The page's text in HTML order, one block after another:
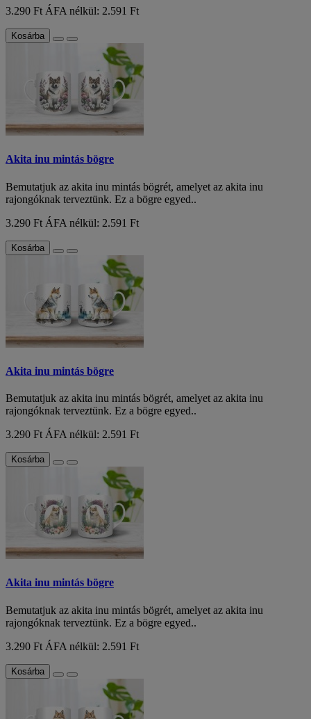
3.290 Ft ÁFA nélkül: 2.591 Ft
Kosárba
Akita inu mintás bögre
Bemutatjuk az akita inu mintás bögrét, amelyet az akita inu
rajongóknak terveztünk. Ez a bögre egyed..
3.290 Ft ÁFA nélkül: 2.591 Ft
Kosárba
Akita inu mintás bögre
Bemutatjuk az akita inu mintás bögrét, amelyet az akita inu
rajongóknak terveztünk. Ez a bögre egyed..
3.290 Ft ÁFA nélkül: 2.591 Ft
Kosárba
Akita inu mintás bögre
Bemutatjuk az akita inu mintás bögrét, amelyet az akita inu
rajongóknak terveztünk. Ez a bögre egyed..
3.290 Ft ÁFA nélkül: 2.591 Ft
Kosárba